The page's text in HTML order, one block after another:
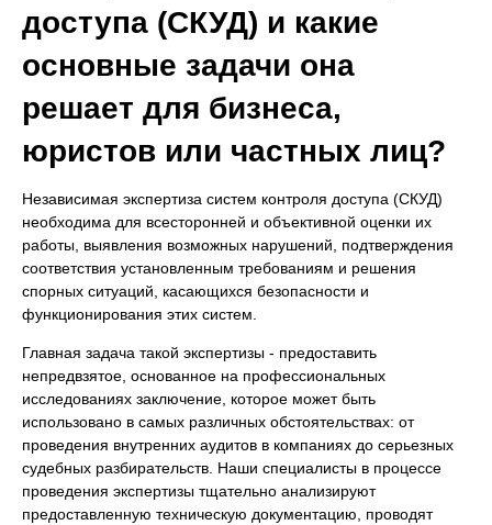
доступа (СКУД) и какие
основные задачи она
решает для бизнеса,
юристов или частных лиц?
Независимая экспертиза систем контроля доступа (СКУД)
необходима для всесторонней и объективной оценки их
работы, выявления возможных нарушений, подтверждения
соответствия установленным требованиям и решения
спорных ситуаций, касающихся безопасности и
функционирования этих систем.
Главная задача такой экспертизы - предоставить
непредвзятое, основанное на профессиональных
исследованиях заключение, которое может быть
использовано в самых различных обстоятельствах: от
проведения внутренних аудитов в компаниях до серьезных
судебных разбирательств. Наши специалисты в процессе
проведения экспертизы тщательно анализируют
предоставленную техническую документацию, проводят